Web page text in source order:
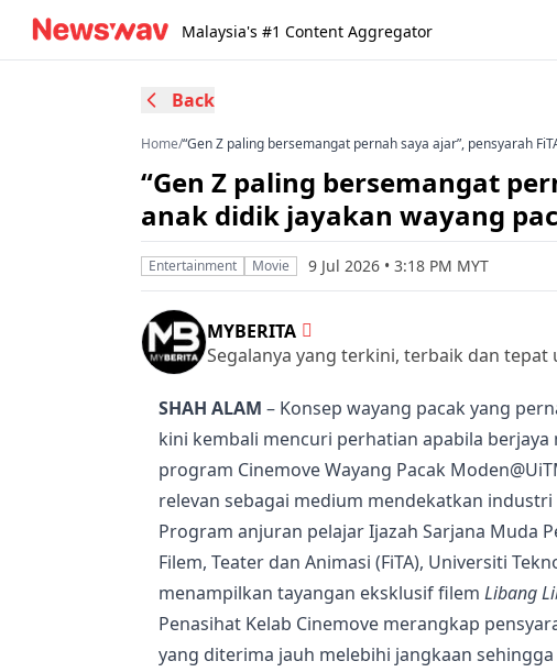
Malaysia's #1 Content Aggregator
Back
Home/“Gen Z paling bersemangat pernah saya ajar”, pensyarah
“Gen Z paling bersemangat
anak didik jayakan wayang
Entertainment Movie 9 Jul 2026 • 3:18 PM MYT
MYBERITA
Segalanya yang terkini, terbaik dan tepat
SHAH ALAM – Konsep wayang pacak yang
kini kembali mencuri perhatian apabila
program Cinemove Wayang Pacak
relevan sebagai medium mendekatkan
Program anjuran pelajar Ijazah Sarjana Muda
Filem, Teater dan Animasi (FiTA), Universiti
menampilkan tayangan eksklusif filem Libang
Penasihat Kelab Cinemove merangkap
yang diterima jauh melebihi jangkaan